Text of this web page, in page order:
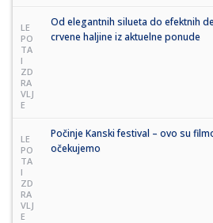
LE
PO
TA
I
ZD
RA
VLJ
E
Od elegantnih silueta do efektnih
crvene haljine iz aktuelne ponude
LE
PO
TA
I
ZD
RA
VLJ
E
Počinje Kanski festival – ovo su
očekujemo